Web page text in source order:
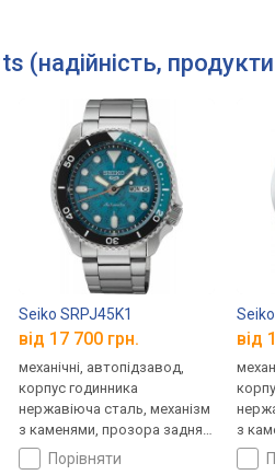
(надійність,
Seiko SRPJ45K1
від 17 700 грн.
механічні, автопідзавод,
корпус годинника
нержавіюча сталь, механізм
з каменями, прозора задня
кришка, ремінець: браслет
сталь, WR 100, Японія
порівняти
від
з